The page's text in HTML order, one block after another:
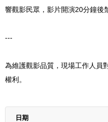
響觀影民眾，影片開演20分鐘後
---
為維護觀影品質，現場工作人員
權利。
日期